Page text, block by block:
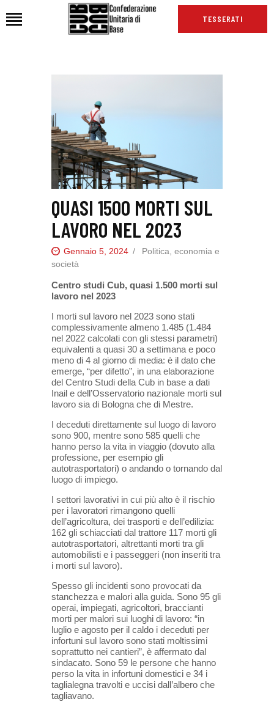
TESSERATI
CHI SIAMO
SEDI
NEWS
PODCAST CUB
TG CUB
INTERNAZIONALE
RASSEGNA STAMPA
QUASI 1500 MORTI SUL
LAVORO NEL 2023
Gennaio 5, 2024
Politica, economia e
società
Centro studi Cub, quasi 1.500 morti sul
lavoro nel 2023
I morti sul lavoro nel 2023 sono stati
complessivamente almeno 1.485 (1.484
nel 2022 calcolati con gli stessi parametri)
equivalenti a quasi 30 a settimana e poco
meno di 4 al giorno di media: è il dato che
emerge, “per difetto”, in una elaborazione
del Centro Studi della Cub in base a dati
Inail e dell’Osservatorio nazionale morti sul
lavoro sia di Bologna che di Mestre.
I deceduti direttamente sul luogo di lavoro
sono 900, mentre sono 585 quelli che
hanno perso la vita in viaggio (dovuto alla
professione, per esempio gli
autotrasportatori) o andando o tornando dal
luogo di impiego.
I settori lavorativi in cui più alto è il rischio
per i lavoratori rimangono quelli
dell’agricoltura, dei trasporti e dell’edilizia:
162 gli schiacciati dal trattore 117 morti gli
autotrasportatori, altrettanti morti tra gli
automobilisti e i passeggeri (non inseriti tra
i morti sul lavoro).
Spesso gli incidenti sono provocati da
stanchezza e malori alla guida. Sono 95 gli
operai, impiegati, agricoltori, braccianti
morti per malori sui luoghi di lavoro: “in
luglio e agosto per il caldo i deceduti per
infortuni sul lavoro sono stati moltissimi
soprattutto nei cantieri”, è affermato dal
sindacato. Sono 59 le persone che hanno
perso la vita in infortuni domestici e 34 i
taglialegna travolti e uccisi dall’albero che
tagliavano.